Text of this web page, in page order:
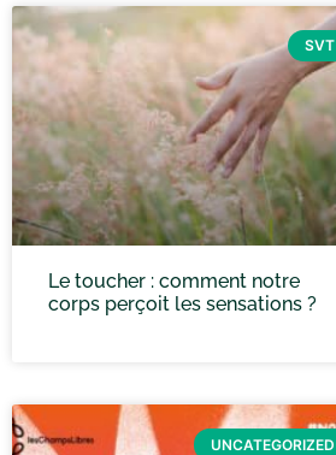
SVT
Le toucher : comment notre
corps perçoit les sensations ?
UNCATEGORIZED